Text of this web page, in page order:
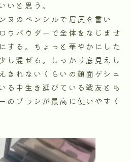
いと思う。
ヌのペンシルで眉尻を書い
ウパウダーで全体をなじませ
する。ちょっと華やかにした
し混ぜる。しっかり底見えし
きれないくらいの顔面ゲシュ
る中生き延びている戦友とも
のブラシが最高に使いやすく